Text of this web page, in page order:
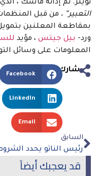
تويتر. تم إدانة ماسك ،
التعبير” ، من قبل المنظمات
بمقاطعة المعلنين بتمويل
ورد- بيل جيتس ، مؤيد
المعلومات على وسائل
شارك
Facebook
LinkedIn
Email
السابق
قد يعجبك أيضاً